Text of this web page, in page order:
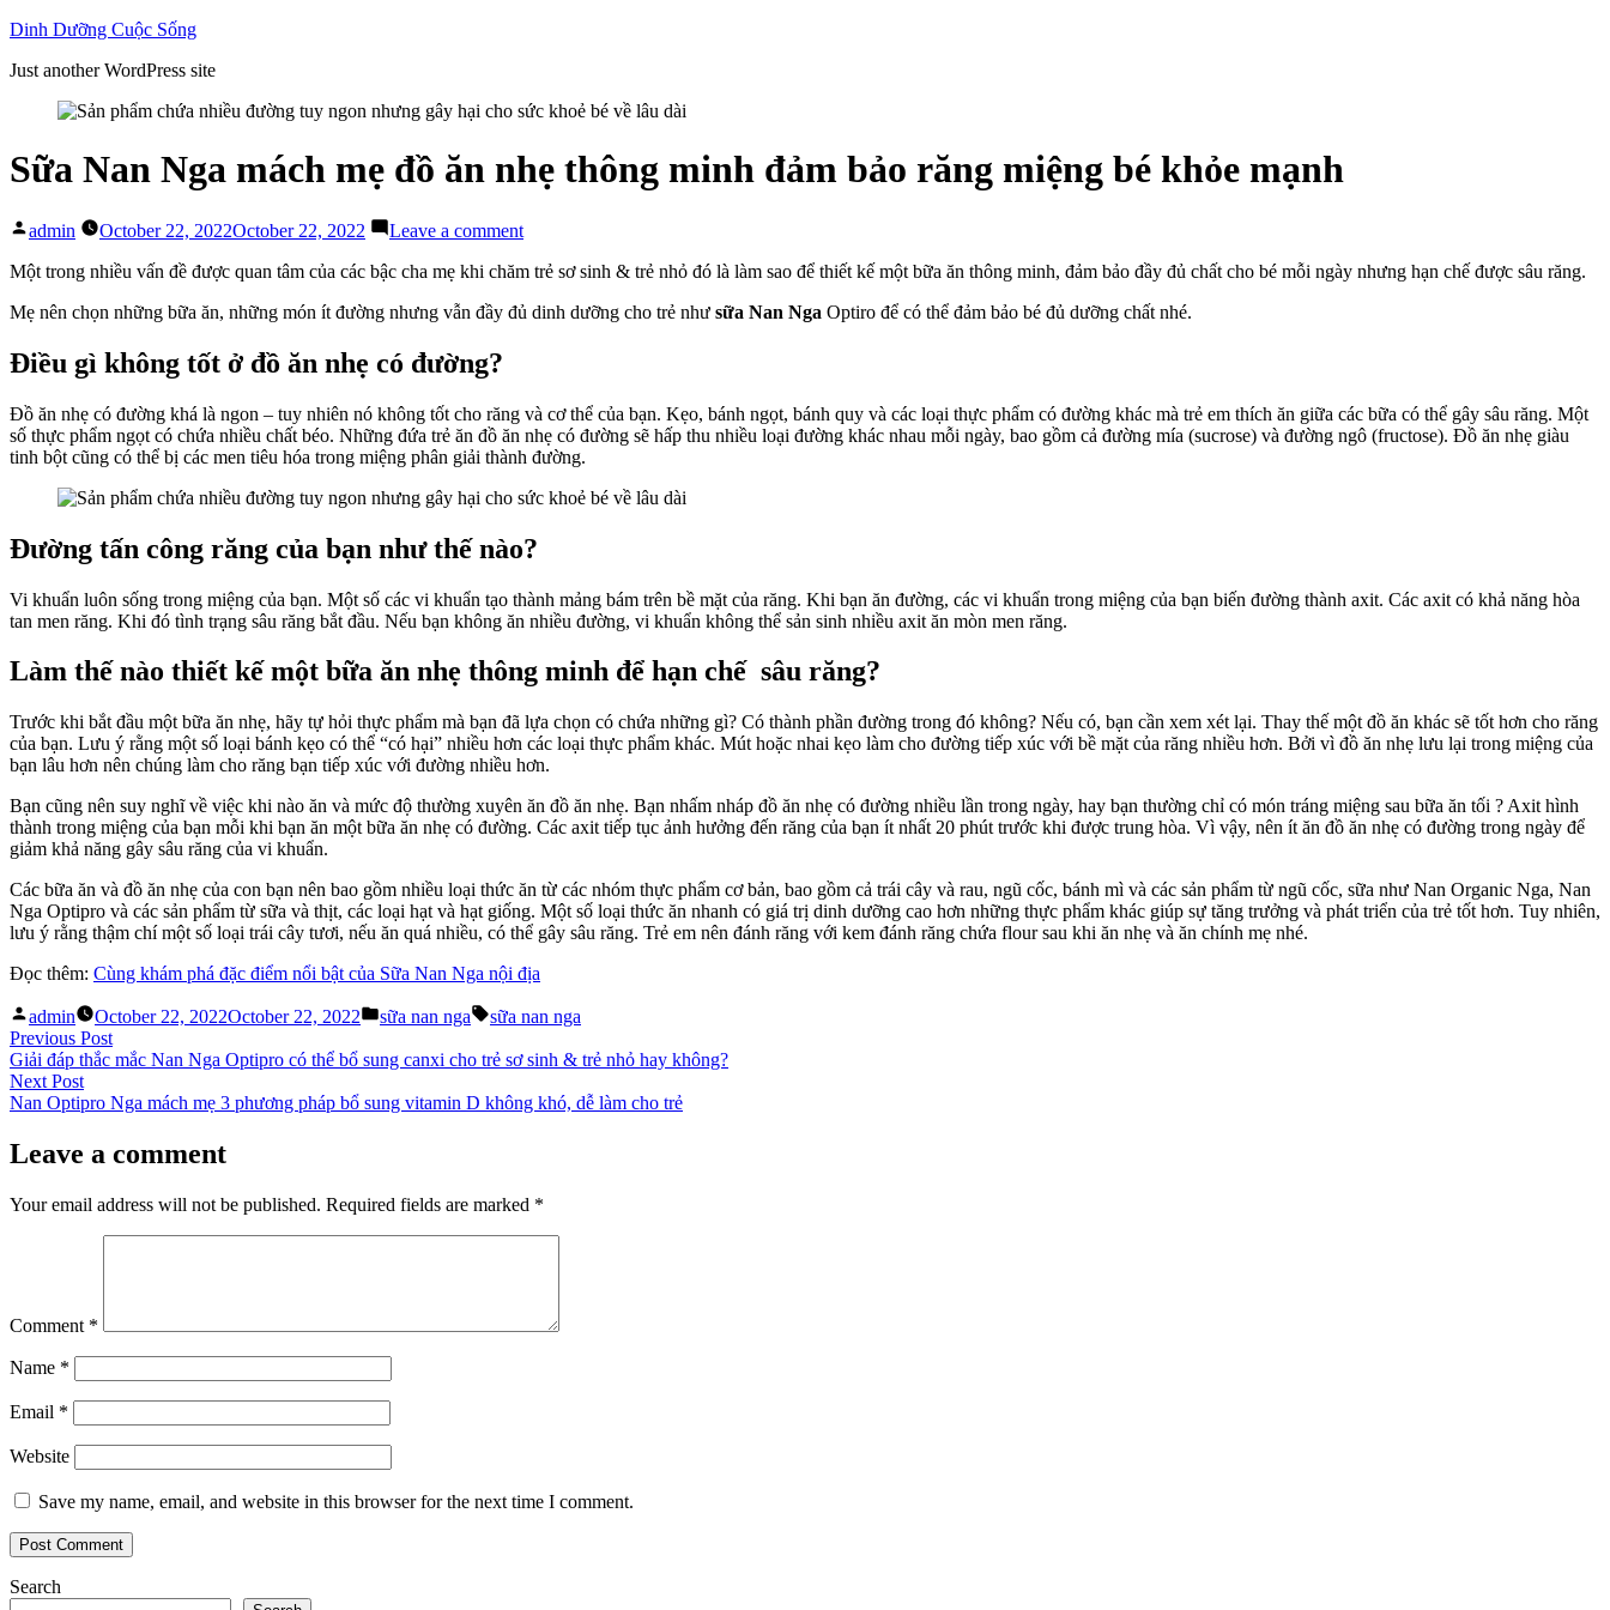
Skip
content
Dinh Dưỡng Cuộc Sống
Just another WordPress site
Sữa Nan Nga mách mẹ đồ ăn nhẹ thông minh đảm bảo răng miệng bé khỏe mạnh
Posted
admin October 22, 2022October 22, 2022 Leave a commenton
Nan
mách
thông
minh
đảm
bảo
răng
bé
mạnh
Một trong nhiều vấn đề được quan tâm của các bậc cha mẹ khi chăm trẻ sơ sinh & trẻ nhỏ đó là làm sao để thiết kế một bữa ăn thông minh, đảm bảo đầy đủ chất cho bé mỗi ngày nhưng hạn chế được sâu răng.
Mẹ nên chọn những bữa ăn, những món ít đường nhưng vẫn đầy đủ dinh dưỡng cho trẻ như sữa Nan Nga Optiro để có thể đảm bảo bé đủ dưỡng chất nhé.
Điều gì không tốt ở đồ ăn nhẹ có đường?
Đồ ăn nhẹ có đường khá là ngon – tuy nhiên nó không tốt cho răng và cơ thể của bạn. Kẹo, bánh ngọt, bánh quy và các loại thực phẩm có đường khác mà trẻ em thích ăn giữa các bữa có thể gây sâu răng. Một
số thực phẩm ngọt có chứa nhiều chất béo. Những đứa trẻ ăn đồ ăn nhẹ có đường sẽ hấp thu nhiều loại đường khác nhau mỗi ngày, bao gồm cả đường mía (sucrose) và đường ngô (fructose). Đồ ăn nhẹ giàu
tinh bột cũng có thể bị các men tiêu hóa trong miệng phân giải thành đường.
Đường tấn công răng của bạn như thế nào?
Vi khuẩn luôn sống trong miệng của bạn. Một số các vi khuẩn tạo thành mảng bám trên bề mặt của răng. Khi bạn ăn đường, các vi khuẩn trong miệng của bạn biến đường thành axit. Các axit có khả năng hòa
tan men răng. Khi đó tình trạng sâu răng bắt đầu. Nếu bạn không ăn nhiều đường, vi khuẩn không thể sản sinh nhiều axit ăn mòn men răng.
Làm thế nào thiết kế một bữa ăn nhẹ thông minh để hạn chế sâu răng?
Trước khi bắt đầu một bữa ăn nhẹ, hãy tự hỏi thực phẩm mà bạn đã lựa chọn có chứa những gì? Có thành phần đường trong đó không? Nếu có, bạn cần xem xét lại. Thay thế một đồ ăn khác sẽ tốt hơn cho răng
của bạn. Lưu ý rằng một số loại bánh kẹo có thể “có hại” nhiều hơn các loại thực phẩm khác. Mút hoặc nhai kẹo làm cho đường tiếp xúc với bề mặt của răng nhiều hơn. Bởi vì đồ ăn nhẹ lưu lại trong miệng của
bạn lâu hơn nên chúng làm cho răng bạn tiếp xúc với đường nhiều hơn.
Bạn cũng nên suy nghĩ về việc khi nào ăn và mức độ thường xuyên ăn đồ ăn nhẹ. Bạn nhấm nháp đồ ăn nhẹ có đường nhiều lần trong ngày, hay bạn thường chỉ có món tráng miệng sau bữa ăn tối ? Axit hình
thành trong miệng của bạn mỗi khi bạn ăn một bữa ăn nhẹ có đường. Các axit tiếp tục ảnh hưởng đến răng của bạn ít nhất 20 phút trước khi được trung hòa. Vì vậy, nên ít ăn đồ ăn nhẹ có đường trong ngày để
giảm khả năng gây sâu răng của vi khuẩn.
Các bữa ăn và đồ ăn nhẹ của con bạn nên bao gồm nhiều loại thức ăn từ các nhóm thực phẩm cơ bản, bao gồm cả trái cây và rau, ngũ cốc, bánh mì và các sản phẩm từ ngũ cốc, sữa như Nan Organic Nga, Nan
Nga Optipro và các sản phẩm từ sữa và thịt, các loại hạt và hạt giống. Một số loại thức ăn nhanh có giá trị dinh dưỡng cao hơn những thực phẩm khác giúp sự tăng trưởng và phát triển của trẻ tốt hơn. Tuy nhiên,
lưu ý rằng thậm chí một số loại trái cây tươi, nếu ăn quá nhiều, có thể gây sâu răng. Trẻ em nên đánh răng với kem đánh răng chứa flour sau khi ăn nhẹ và ăn chính mẹ nhé.
Đọc thêm: Cùng khám phá đặc điểm nổi bật của Sữa Nan Nga nội địa
Posted
by
admin October 22, 2022October 22, 2022
Posted
sữa nan nga Tags:
sữa nan nga
Post
navigation
Previous PostPrevious
post:
Giải đáp thắc mắc Nan Nga Optipro có thể bổ sung canxi cho trẻ sơ sinh & trẻ nhỏ hay không?
Next PostNext
post:
Nan Optipro Nga mách mẹ 3 phương pháp bổ sung vitamin D không khó, dễ làm cho trẻ
Leave a comment
Your email address will not be published. Required fields are marked *
Comment *
Name *
Email *
Website
Save my name, email, and website in this browser for the next time I comment.
Search